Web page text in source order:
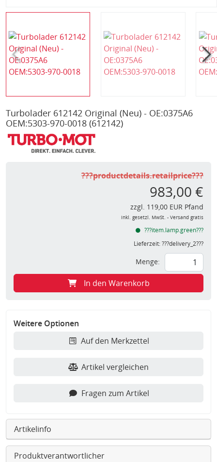
Turbolader 612142 Original (Neu) - OE:0375A6
OEM:5303-970-0018 (612142)
???productdetails.retailprice???
983,00 €
zzgl. 119,00 EUR Pfand
inkl. gesetzl. MwSt. - Versand gratis
???item.lamp.green???
Lieferzeit:???delivery_2???
Menge:
In den Warenkorb
Weitere Optionen
Auf den Merkzettel
Artikel vergleichen
Fragen zum Artikel
Artikelinfo
Produktverantwortlicher